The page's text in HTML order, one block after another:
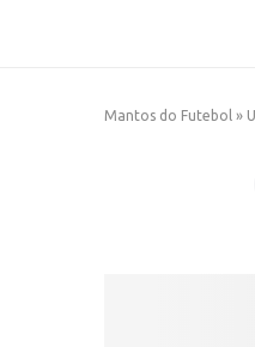
Mantos do Futebol »